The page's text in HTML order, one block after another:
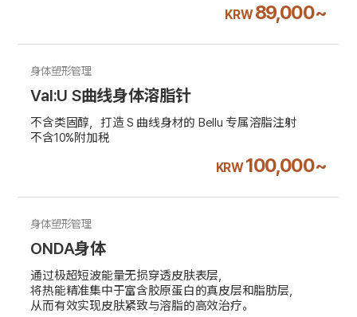
KRW89,000~
身体塑形管理
Val:U S曲线身体溶脂针
不含类固醇，打造 S 曲线身材的 Bellu 专属溶脂注射
不含10%附加税
KRW100,000~
身体塑形管理
ONDA身体
通过极超短波能量无损穿透皮肤表层，
将热能精准集中于富含胶原蛋白的真皮层和脂肪层，
从而有效实现皮肤紧致与溶脂的高效治疗。